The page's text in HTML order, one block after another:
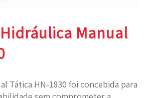
Manual
Tática HN-1830 foi concebida para